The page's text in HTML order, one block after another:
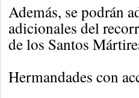
Además, se podrán
adicionales del
de los Santos
Hermandades con